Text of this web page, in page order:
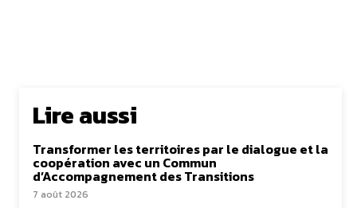
Lire aussi
Transformer les territoires par le dialogue et la
coopération avec un Commun
d’Accompagnement des Transitions
7 août 2026